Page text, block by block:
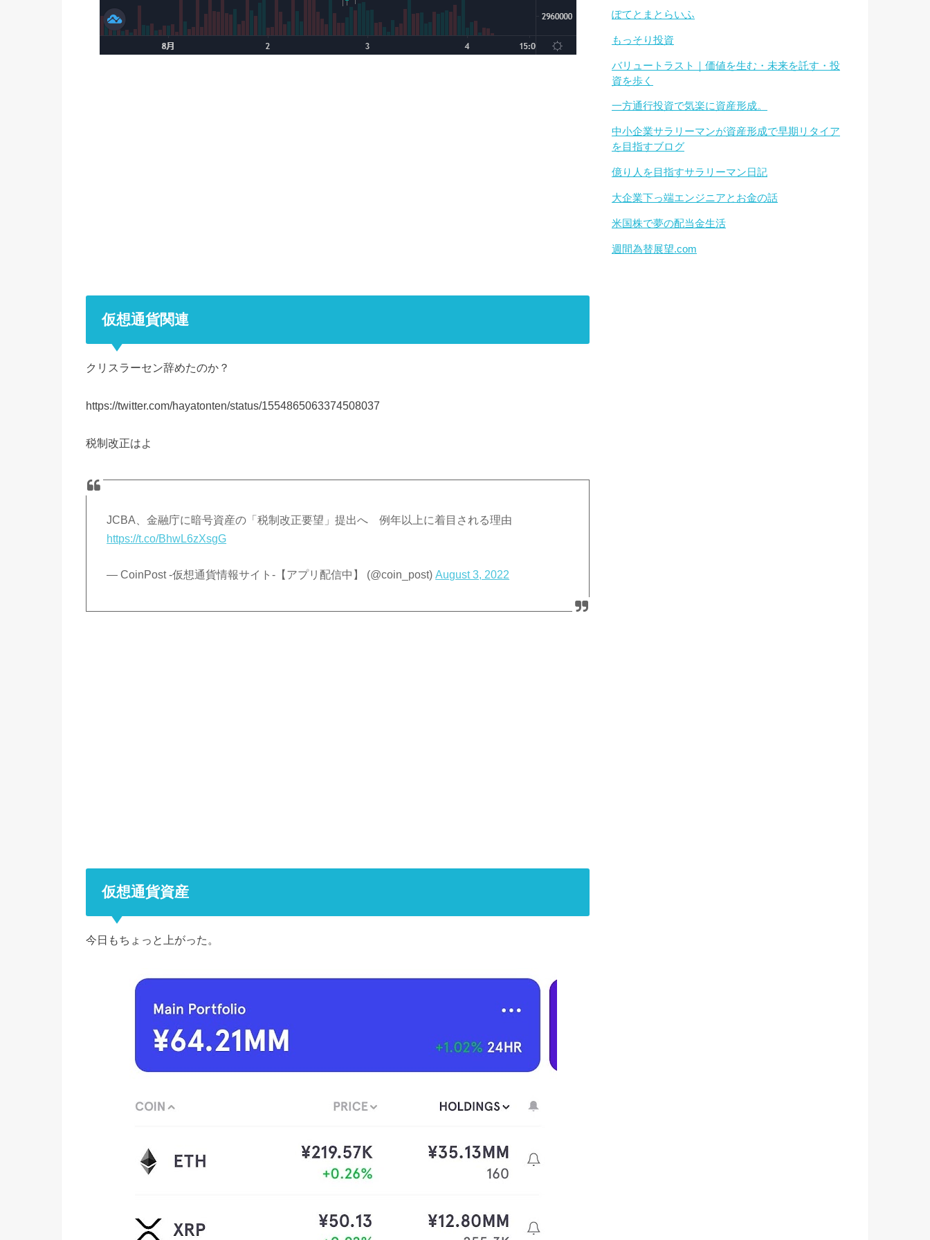
仮想通貨関連
クリスラーセン辞めたのか？
https://twitter.com/hayatonten/status/1554865063374508037
税制改正はよ
JCBA、金融庁に暗号資産の「税制改正要望」提出へ 例年以上に着目される理由
https://t.co/BhwL6zXsgG
— CoinPost -仮想通貨情報サイト-【アプリ配信中】 (@coin_post)August 3, 2022
仮想通貨資産
今日もちょっと上がった。
ぽてとまとらいふ
もっそり投資
バリュートラスト｜価値を生む・未来を託す・投
資を歩く
一方通行投資で気楽に資産形成。
中小企業サラリーマンが資産形成で早期リタイア
を目指すブログ
億り人を目指すサラリーマン日記
大企業下っ端エンジニアとお金の話
米国株で夢の配当金生活
週間為替展望.com